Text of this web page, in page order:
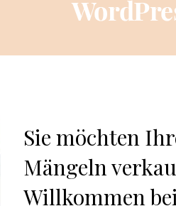
Sie möchten
Mängeln
Willkommen